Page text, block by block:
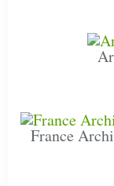
France